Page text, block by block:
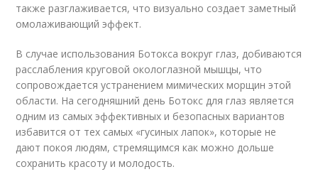
также разглаживается, что визуально создает заметный
омолаживающий эффект.
В случае использования Ботокса вокруг глаз, добиваются
расслабления круговой окологлазной мышцы, что
сопровождается устранением мимических морщин этой
области. На сегодняшний день Ботокс для глаз является
одним из самых эффективных и безопасных вариантов
избавится от тех самых «гусиных лапок», которые не
дают покоя людям, стремящимся как можно дольше
сохранить красоту и молодость.